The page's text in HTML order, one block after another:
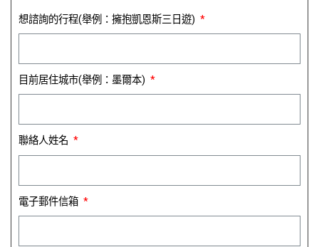
想諮詢的行程(舉例：擁抱凱恩斯三日遊)
目前居住城市(舉例：墨爾本)
聯絡人姓名
電子郵件信箱